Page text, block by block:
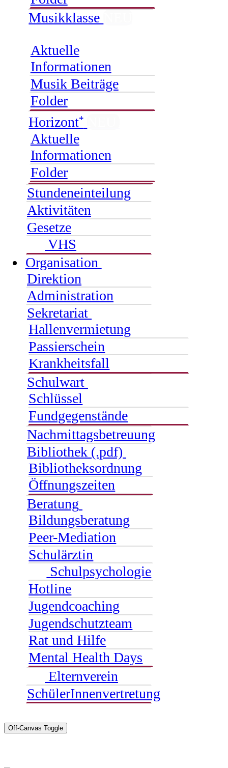
Musikklasse
Aktuelle
Informationen
Musik Beiträge
Folder
Horizont⁺
Aktuelle
Informationen
Folder
Stundeneinteilung
Aktivitäten
Gesetze
VHS
Organisation
Direktion
Administration
Sekretariat
Hallenvermietung
Passierschein
Krankheitsfall
Schulwart
Schlüssel
Fundgegenstände
Nachmittagsbetreuung
Bibliothek (.pdf)
Bibliotheksordnung
Öffnungszeiten
Beratung
Bildungsberatung
Peer-Mediation
Schulärztin
Schulpsychologie
Hotline
Jugendcoaching
Jugendschutzteam
Rat und Hilfe
Mental Health Days
Elternverein
SchülerInnenvertretung
Off-Canvas Toggle